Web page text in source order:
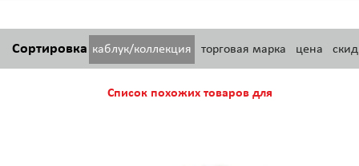
Сортировка каблук/коллекция торговая марка цена
Список похожих товаров для